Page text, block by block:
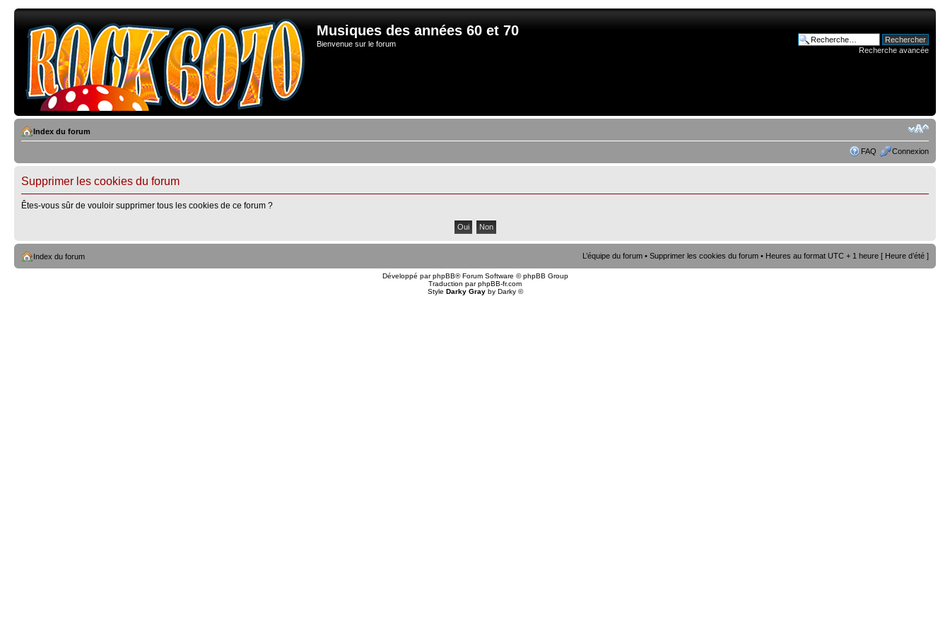
Musiques des années 60 et 70
Bienvenue sur le forum
Recherche avancée
Index du forum
FAQ Connexion
Supprimer les cookies du forum
Êtes-vous sûr de vouloir supprimer tous les cookies de ce forum ?
Index du forum L’équipe du forum • Supprimer les cookies du forum • Heures au format UTC + 1 heure [ Heure d’été ]
Développé parphpBB® Forum Software © phpBB Group
Traduction parphpBB-fr.com
Style Darky Grayby Darky©